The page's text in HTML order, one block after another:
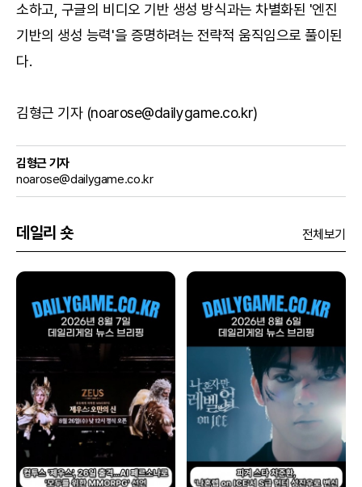
소하고, 구글의 비디오 기반 생성 방식과는 차별화된 '엔진
기반의 생성 능력'을 증명하려는 전략적 움직임으로 풀이된
다.
김형근 기자 (noarose@dailygame.co.kr)
김형근 기자
noarose@dailygame.co.kr
데일리 숏 전체보기